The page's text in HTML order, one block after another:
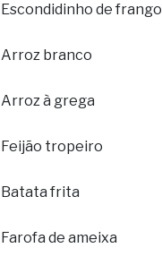
Escondidinho de frango
Arroz branco
Arroz à grega
Feijão tropeiro
Batata frita
Farofa de ameixa